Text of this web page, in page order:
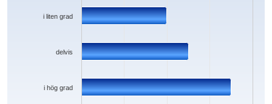
i hög grad
delvis
i liten grad